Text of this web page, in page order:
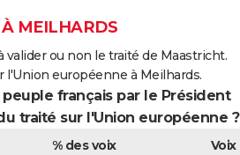
À MEILHARDS
valider ou non le traité de Maastricht.
l'Union européenne à Meilhards.
français par le Président
traité sur l'Union européenne ?
% des voix
Voix